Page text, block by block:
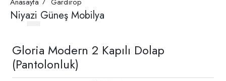
Niyazi Güneş Mobilya
Gloria Modern 2 Kapılı Dolap
(Pantolonluk)